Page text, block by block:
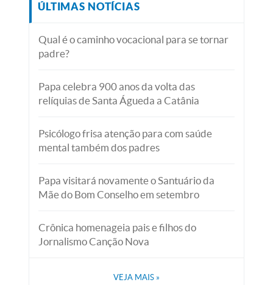
ÚLTIMAS NOTÍCIAS
Qual é o caminho vocacional para se tornar
padre?
Papa celebra 900 anos da volta das
relíquias de Santa Águeda a Catânia
Psicólogo frisa atenção para com saúde
mental também dos padres
Papa visitará novamente o Santuário da
Mãe do Bom Conselho em setembro
Crônica homenageia pais e filhos do
Jornalismo Canção Nova
VEJA MAIS »